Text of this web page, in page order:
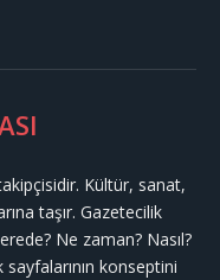
Kültür, sanat,
taşır. Gazetecilik
Ne zaman? Nasıl?
konseptini